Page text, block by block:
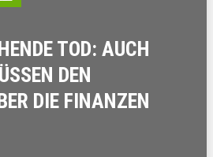
TOD: AUCH
DEN
DIE FINANZEN